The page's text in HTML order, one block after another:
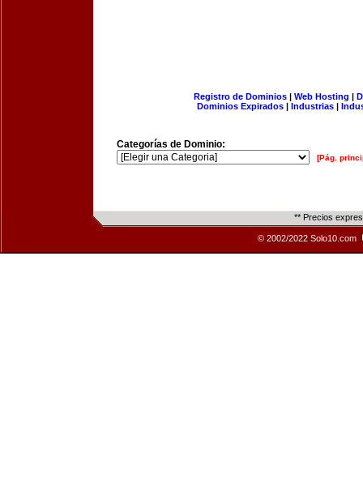
Registro de Dominios| Web Hosting |
Dominios Expirados | Industrias |
Categorías de Dominio:
[Pág.
** Precios
© 2002/2022 Solo10.com